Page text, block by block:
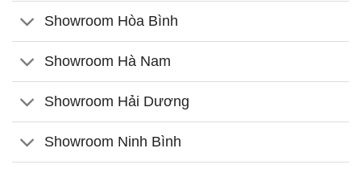
Showroom Hòa Bình
Showroom Hà Nam
Showroom Hải Dương
Showroom Ninh Bình